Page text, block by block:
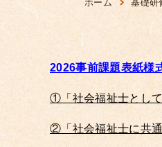
ホーム 基礎研
2026事前課題表紙様
①「社会福祉士として
②「社会福祉士に共